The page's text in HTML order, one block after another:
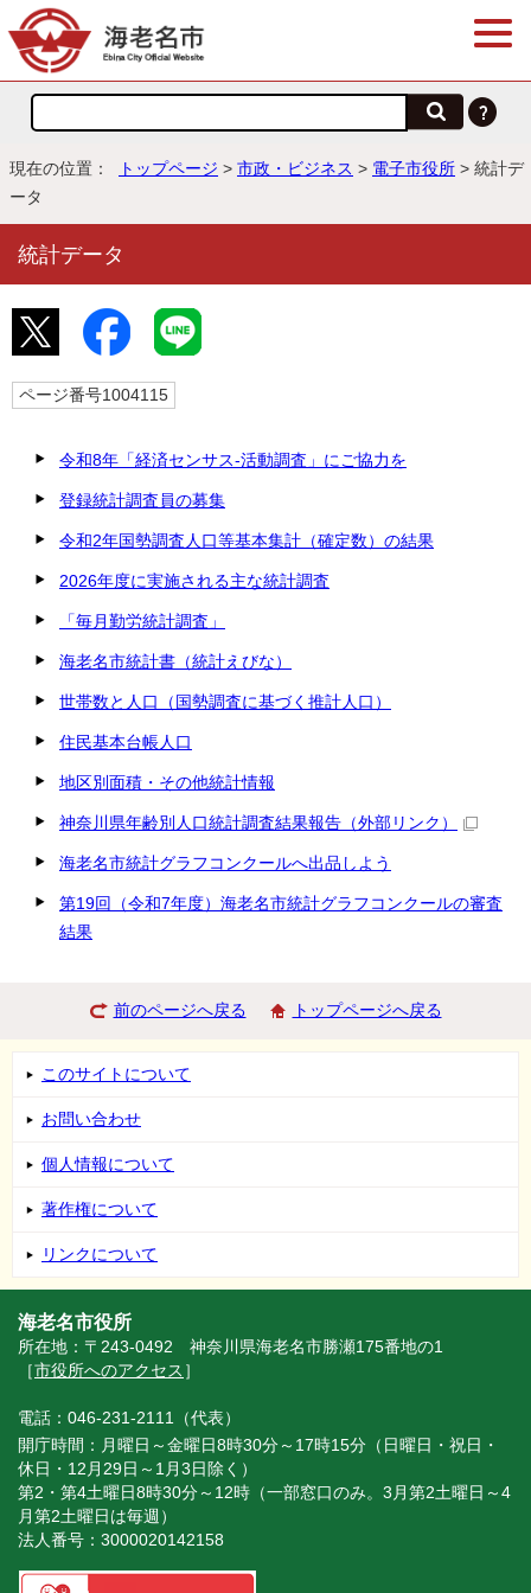
現在の位置： トップページ > 市政・ビジネス > 電子市役所 > 統計デ
ータ
統計データ
ページ番号1004115
令和8年「経済センサス-活動調査」にご協力を
登録統計調査員の募集
令和2年国勢調査人口等基本集計（確定数）の結果
2026年度に実施される主な統計調査
「毎月勤労統計調査」
海老名市統計書（統計えびな）
世帯数と人口（国勢調査に基づく推計人口）
住民基本台帳人口
地区別面積・その他統計情報
神奈川県年齢別人口統計調査結果報告 （外部リンク）
海老名市統計グラフコンクールへ出品しよう
第19回（令和7年度）海老名市統計グラフコンクールの審査
結果
前のページへ戻る トップページへ戻る
このサイトについて
お問い合わせ
個人情報について
著作権について
リンクについて
海老名市役所
所在地：〒243-0492 神奈川県海老名市勝瀬175番地の1
［市役所へのアクセス ］
電話：046-231-2111（代表）
開庁時間：月曜日～金曜日8時30分～17時15分（日曜日・祝日・
休日・12月29日～1月3日除く）
第2・第4土曜日8時30分～12時（一部窓口のみ。3月第2土曜日～4
月第2土曜日は毎週）
法人番号：3000020142158